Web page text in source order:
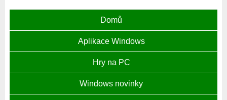
Domů
Aplikace Windows
Hry na PC
Windows novinky